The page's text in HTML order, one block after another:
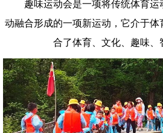
趣味运动会是一项将传统体育
动融合形成的一项新运动，它介于
合了体育、文化、趣味、